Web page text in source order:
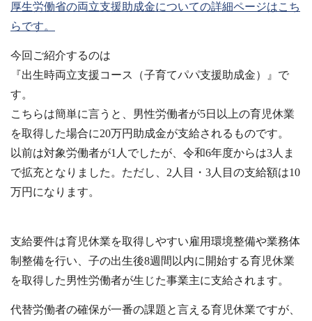
厚生労働省の両立支援助成金についての詳細ページはこち
らです。
今回ご紹介するのは
『出生時両立支援コース（子育てパパ支援助成金）』で
す。
こちらは簡単に言うと、男性労働者が5日以上の育児休業
を取得した場合に20万円助成金が支給されるものです。
以前は対象労働者が1人でしたが、令和6年度からは3人ま
で拡充となりました。ただし、2人目・3人目の支給額は10
万円になります。
支給要件は育児休業を取得しやすい雇用環境整備や業務体
制整備を行い、子の出生後8週間以内に開始する育児休業
を取得した男性労働者が生じた事業主に支給されます。
代替労働者の確保が一番の課題と言える育児休業ですが、